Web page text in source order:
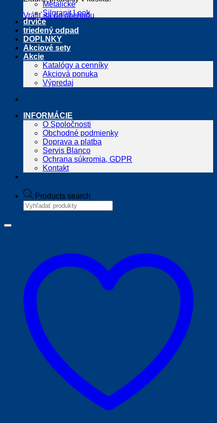
Vrátiť sa do obchodu
Metalické
Silgranit Look
drviče
triedený odpad
DOPLNKY
Akciové sety
Akcie
Katalógy a cenníky
Akciová ponuka
Výpredaj
INFORMÁCIE
O Spoločnosti
Obchodné podmienky
Doprava a platba
Servis Blanco
Ochrana súkromia, GDPR
Kontakt
Products search